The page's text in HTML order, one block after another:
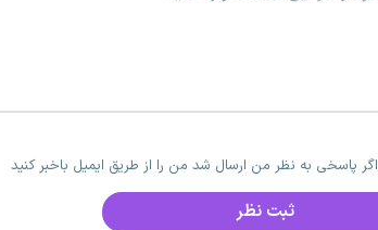
اگر پاسخی به نظر من ارسال شد من را از طریق ایمیل باخبر کنید